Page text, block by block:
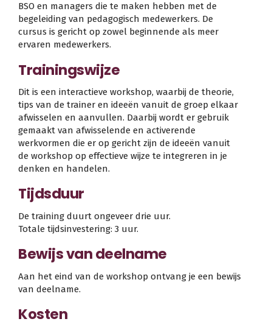
BSO en managers die te maken hebben met de
begeleiding van pedagogisch medewerkers. De
cursus is gericht op zowel beginnende als meer
ervaren medewerkers.
Trainingswijze
Dit is een interactieve workshop, waarbij de theorie,
tips van de trainer en ideeën vanuit de groep elkaar
afwisselen en aanvullen. Daarbij wordt er gebruik
gemaakt van afwisselende en activerende
werkvormen die er op gericht zijn de ideeën vanuit
de workshop op effectieve wijze te integreren in je
denken en handelen.
Tijdsduur
De training duurt ongeveer drie uur.
Totale tijdsinvestering: 3 uur.
Bewijs van deelname
Aan het eind van de workshop ontvang je een bewijs
van deelname.
Kosten